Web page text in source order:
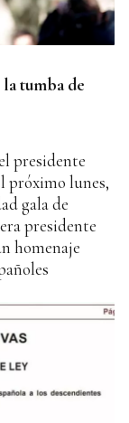
tumba de
presidente
próximo lunes,
gala de
presidente
homenaje